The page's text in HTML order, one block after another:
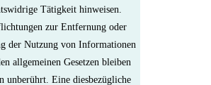
Tätigkeit hinweisen.
zur Entfernung oder
der Nutzung von Informationen
allgemeinen Gesetzen bleiben
unberührt. Eine diesbezügliche